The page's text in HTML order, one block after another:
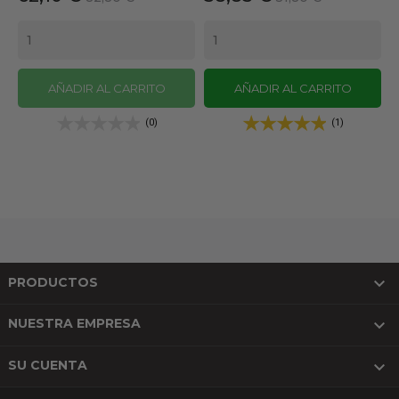
AÑADIR AL CARRITO
(0)
AÑADIR AL CARRITO
(1)
PRODUCTOS 
NUESTRA EMPRESA 
SU CUENTA 